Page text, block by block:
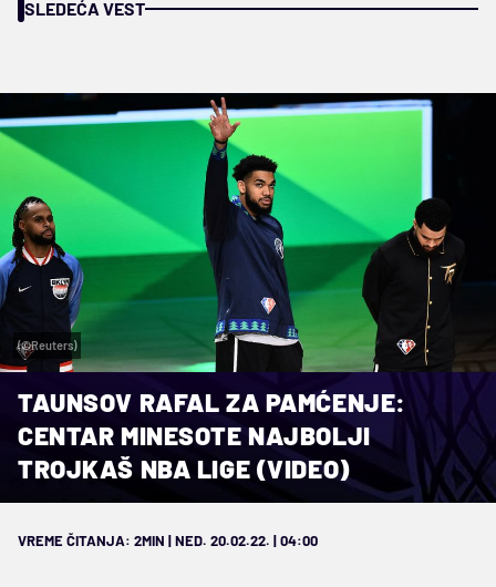
SLEDEĆA VEST
(©Reuters)
TAUNSOV RAFAL ZA PAMĆENJE:
CENTAR MINESOTE NAJBOLJI
TROJKAŠ NBA LIGE (VIDEO)
VREME ČITANJA: 2MIN | NED. 20.02.22. | 04:00